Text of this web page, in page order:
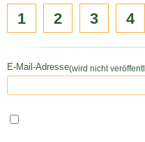
1 2 3 4
E-Mail-Adresse(wird nicht